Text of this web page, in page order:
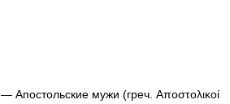
— Апостольские мужи (греч. Αποστολικοί